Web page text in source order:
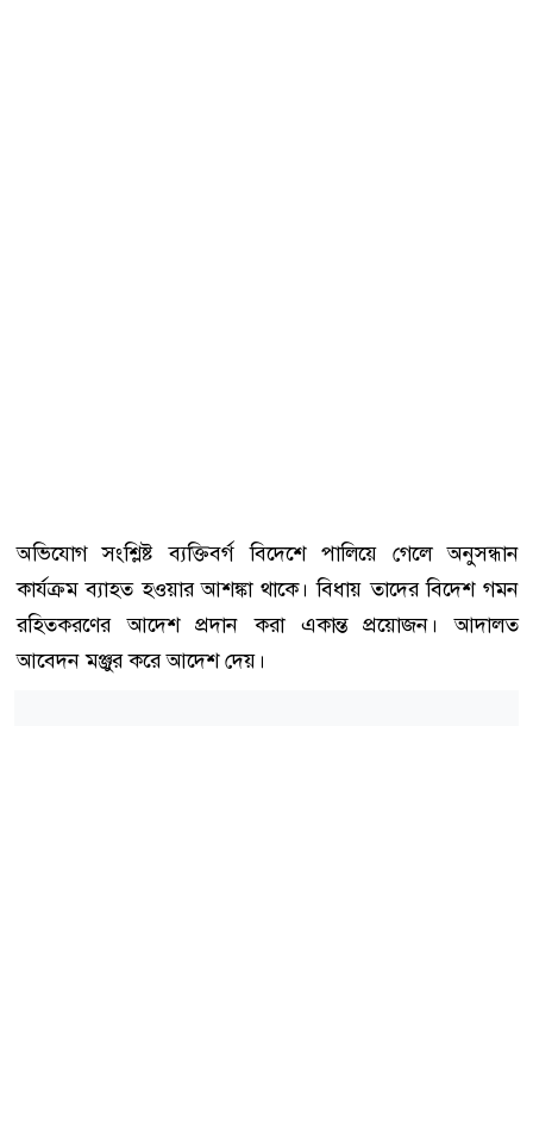
অভিযোগ সংশ্লিষ্ট ব্যক্তিবর্গ বিদেশে পালিয়ে গেলে অনুসন্ধান
কার্যক্রম ব্যাহত হওয়ার আশঙ্কা থাকে। বিধায় তাদের বিদেশ গমন
রহিতকরণের আদেশ প্রদান করা একান্ত প্রয়োজন। আদালত
আবেদন মঞ্জুর করে আদেশ দেয়।